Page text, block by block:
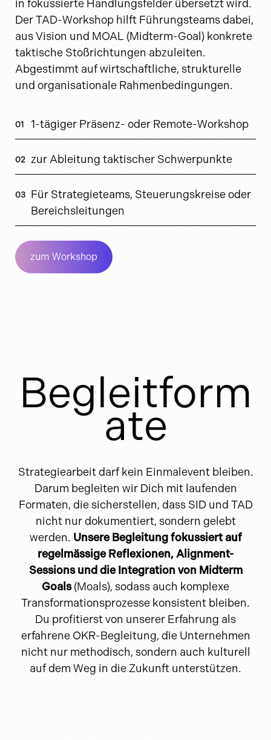
in fokussierte Handlungsfelder übersetzt wird.
Der TAD-Workshop hilft Führungsteams dabei,
aus Vision und MOAL (Midterm-Goal) konkrete
taktische Stoßrichtungen abzuleiten.
Abgestimmt auf wirtschaftliche, strukturelle
und organisationale Rahmenbedingungen.
1-tägiger Präsenz- oder Remote-Workshop
zur Ableitung taktischer Schwerpunkte
Für Strategieteams, Steuerungskreise oder
Bereichsleitungen
zum Workshop
Begleitform
ate
Strategiearbeit darf kein Einmalevent bleiben.
Darum begleiten wir Dich mit laufenden
Formaten, die sicherstellen, dass SID und TAD
nicht nur dokumentiert, sondern gelebt
werden. Unsere Begleitung fokussiert auf
regelmässige Reflexionen, Alignment-
Sessions und die Integration von Midterm
Goals(Moals), sodass auch komplexe
Transformationsprozesse konsistent bleiben.
Du profitierst von unserer Erfahrung als
erfahrene OKR-Begleitung, die Unternehmen
nicht nur methodisch, sondern auch kulturell
auf dem Weg in die Zukunft unterstützen.